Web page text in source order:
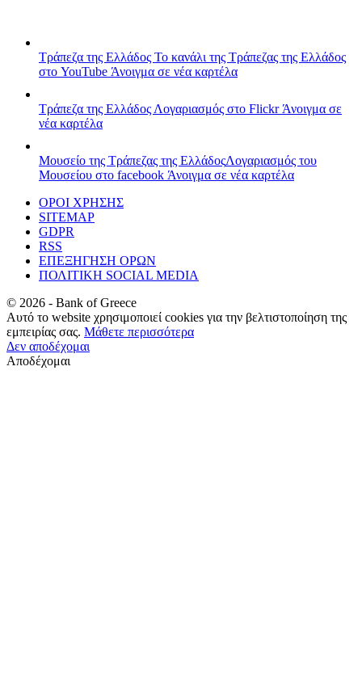
Τράπεζα της Ελλάδος Το κανάλι της Τράπεζας της Ελλάδος
στο YouTube Άνοιγμα σε νέα καρτέλα
Τράπεζα της Ελλάδος Λογαριασμός στο FlickrΆνοιγμα σε
νέα καρτέλα
Μουσείο της Τράπεζας της ΕλλάδοςΛογαριασμός του
Μουσείου στο facebook Άνοιγμα σε νέα καρτέλα
ΟΡΟΙ ΧΡΗΣΗΣ
SITEMAP
GDPR
RSS
ΕΠΕΞΗΓΗΣΗ ΟΡΩΝ
ΠΟΛΙΤΙΚΗ SOCIAL MEDIA
© 2026 - Bank of Greece
Αυτό το website χρησιμοποιεί cookies για την βελτιστοποίηση της
εμπειρίας σας. Μάθετε περισσότερα
Δεν αποδέχομαι
Αποδέχομαι